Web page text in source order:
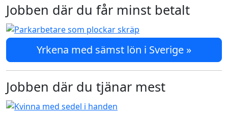
Jobben där du får minst betalt
Yrkena med sämst lön i Sverige »
Jobben där du tjänar mest